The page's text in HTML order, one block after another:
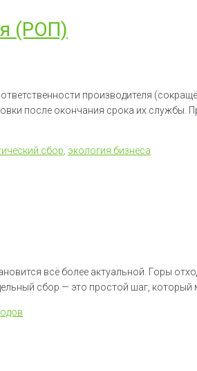
(РОП)
производителя
после окончания срока их службы.
сбор экология бизнеса
всё более актуальной. Горы
сбор — это простой шаг, который